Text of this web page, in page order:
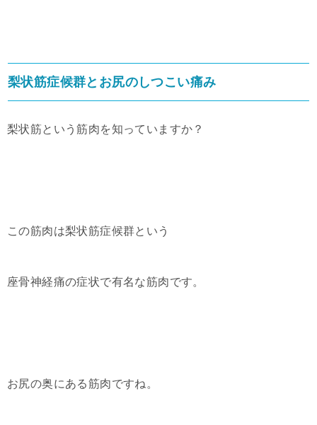
梨状筋症候群とお尻のしつこい痛み
梨状筋という筋肉を知っていますか？
この筋肉は梨状筋症候群という
座骨神経痛の症状で有名な筋肉です。
お尻の奥にある筋肉ですね。